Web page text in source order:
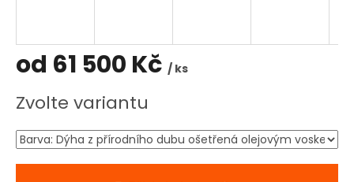
od 61 500 Kč / ks
cena:
Zvolte variantu